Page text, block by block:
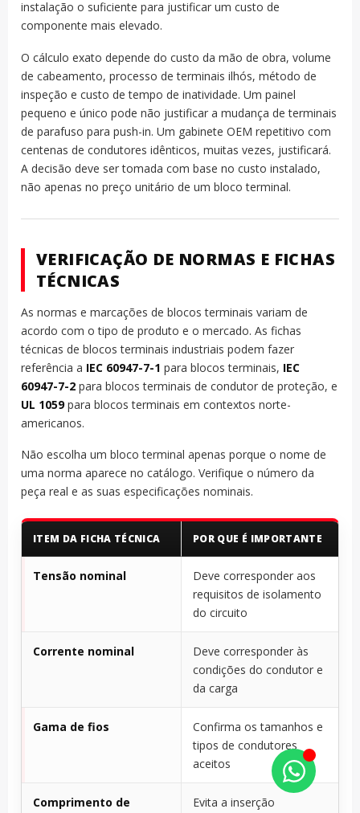
instalação o suficiente para justificar um custo de
componente mais elevado.
O cálculo exato depende do custo da mão de obra, volume
de cabeamento, processo de terminais ilhós, método de
inspeção e custo de tempo de inatividade. Um painel
pequeno e único pode não justificar a mudança de terminais
de parafuso para push-in. Um gabinete OEM repetitivo com
centenas de condutores idênticos, muitas vezes, justificará.
A decisão deve ser tomada com base no custo instalado,
não apenas no preço unitário de um bloco terminal.
VERIFICAÇÃO DE NORMAS E FICHAS
TÉCNICAS
As normas e marcações de blocos terminais variam de
acordo com o tipo de produto e o mercado. As fichas
técnicas de blocos terminais industriais podem fazer
referência a IEC 60947-7-1 para blocos terminais, IEC
60947-7-2 para blocos terminais de condutor de proteção, e
UL 1059para blocos terminais em contextos norte-
americanos.
Não escolha um bloco terminal apenas porque o nome de
uma norma aparece no catálogo. Verifique o número da
peça real e as suas especificações nominais.
ITEM DA FICHA TÉCNICA POR QUE É IMPORTANTE
Tensão nominal
Deve corresponder aos
requisitos de isolamento
do circuito
Corrente nominal
Deve corresponder às
condições do condutor e
da carga
Gama de fios
Confirma os tamanhos e
tipos de condutores
aceitos
Comprimento de Evita a inserção